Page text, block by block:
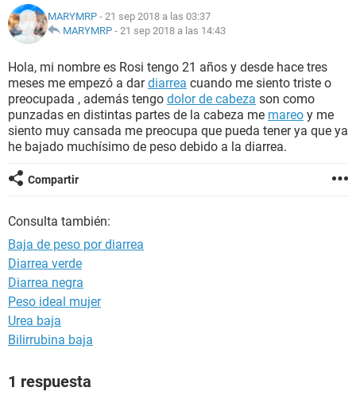
NUTRICIÓN
BIENESTAR
SEXUALIDAD
GLOSARIO
MARYMRP - 21 sep 2018 a las 03:37
MARYMRP - 21 sep 2018 a las 14:43
Hola, mi nombre es Rosi tengo 21 años y desde hace tres
meses me empezó a dardiarrea cuando me siento triste o
preocupada , además tengo dolor de cabeza son como
punzadas en distintas partes de la cabeza me mareo y me
siento muy cansada me preocupa que pueda tener ya que ya
he bajado muchísimo de peso debido a la diarrea.
Compartir
Consulta también:
Baja de peso por diarrea
Diarrea verde
Diarrea negra
Peso ideal mujer
Urea baja
Bilirrubina baja
1 respuesta